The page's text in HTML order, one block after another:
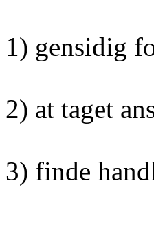
1) gensidig
2) at taget
3) finde